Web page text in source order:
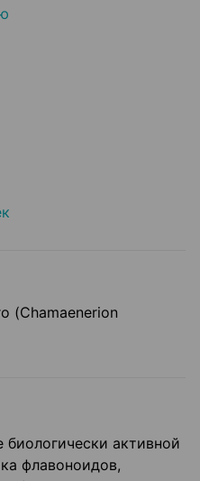
(Chamaenerion
биологически активной
флавоноидов,